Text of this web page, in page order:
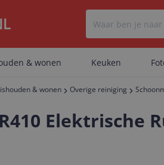
& wonen Keuken
& wonen Overige reiniging
Elektrische